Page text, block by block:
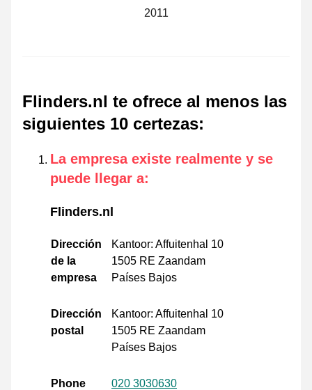
2011
Flinders.nl te ofrece al menos las
siguientes 10 certezas:
La empresa existe realmente y se
puede llegar a:
Flinders.nl
Dirección
de la
empresa
Kantoor: Affuitenhal 10
1505 RE Zaandam
Países Bajos
Dirección
postal
Kantoor: Affuitenhal 10
1505 RE Zaandam
Países Bajos
Phone
020 3030630